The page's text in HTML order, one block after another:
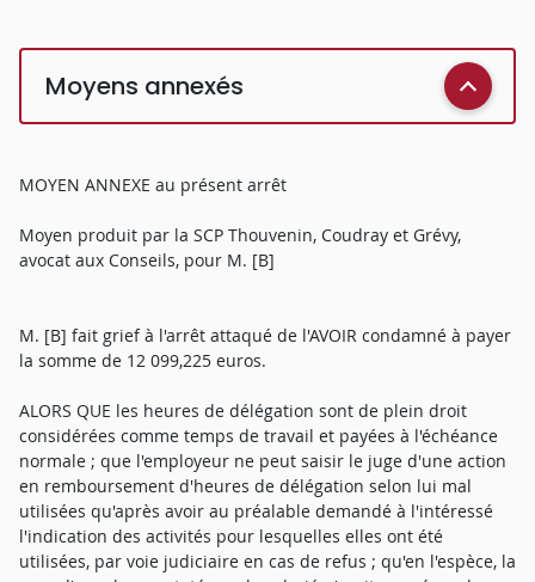
Moyens annexés
MOYEN ANNEXE au présent arrêt
Moyen produit par la SCP Thouvenin, Coudray et Grévy,
avocat aux Conseils, pour M. [B]
M. [B] fait grief à l'arrêt attaqué de l'AVOIR condamné à payer
la somme de 12 099,225 euros.
ALORS QUE les heures de délégation sont de plein droit
considérées comme temps de travail et payées à l'échéance
normale ; que l'employeur ne peut saisir le juge d'une action
en remboursement d'heures de délégation selon lui mal
utilisées qu'après avoir au préalable demandé à l'intéressé
l'indication des activités pour lesquelles elles ont été
utilisées, par voie judiciaire en cas de refus ; qu'en l'espèce, la